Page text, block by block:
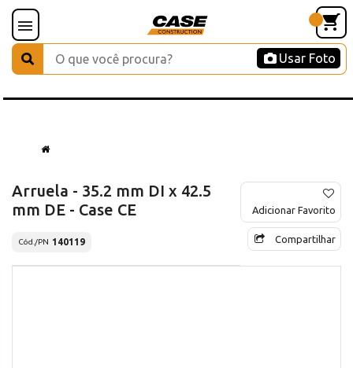
Usar Foto
Arruela - 35.2 mm DI x 42.5
mm DE - Case CE
Cód./PN 140119
Adicionar Favorito
Compartilhar